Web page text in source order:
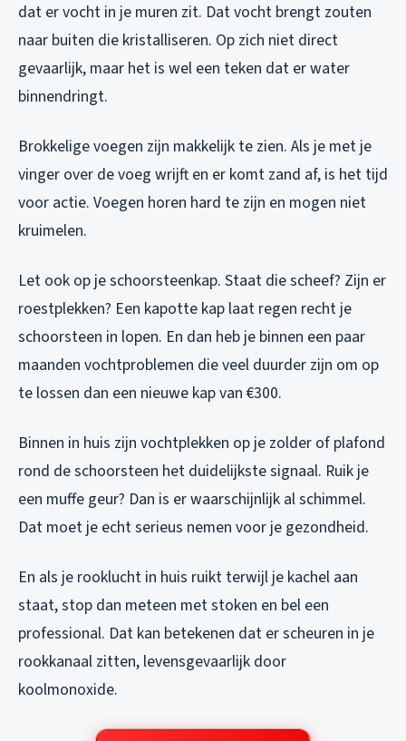
dat er vocht in je muren zit. Dat vocht brengt zouten
naar buiten die kristalliseren. Op zich niet direct
gevaarlijk, maar het is wel een teken dat er water
binnendringt.
Brokkelige voegen zijn makkelijk te zien. Als je met je
vinger over de voeg wrijft en er komt zand af, is het tijd
voor actie. Voegen horen hard te zijn en mogen niet
kruimelen.
Let ook op je schoorsteenkap. Staat die scheef? Zijn er
roestplekken? Een kapotte kap laat regen recht je
schoorsteen in lopen. En dan heb je binnen een paar
maanden vochtproblemen die veel duurder zijn om op
te lossen dan een nieuwe kap van €300.
Binnen in huis zijn vochtplekken op je zolder of plafond
rond de schoorsteen het duidelijkste signaal. Ruik je
een muffe geur? Dan is er waarschijnlijk al schimmel.
Dat moet je echt serieus nemen voor je gezondheid.
En als je rooklucht in huis ruikt terwijl je kachel aan
staat, stop dan meteen met stoken en bel een
professional. Dat kan betekenen dat er scheuren in je
rookkanaal zitten, levensgevaarlijk door
koolmonoxide.